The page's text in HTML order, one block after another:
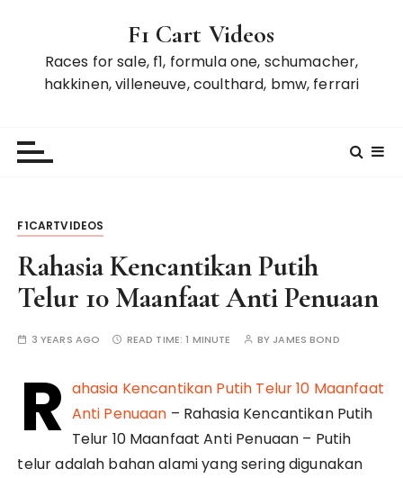
F1 Cart Videos
Races for sale, f1, formula one, schumacher,
hakkinen, villeneuve, coulthard, bmw, ferrari
F1CARTVIDEOS
Rahasia Kencantikan Putih
Telur 10 Maanfaat Anti Penuaan
3 YEARS AGO READ TIME:1 MINUTE BY JAMES BOND
R ahasia Kencantikan Putih Telur 10 Maanfaat
Anti Penuaan – Rahasia Kencantikan Putih
Telur 10 Maanfaat Anti Penuaan – Putih
telur adalah bahan alami yang sering digunakan